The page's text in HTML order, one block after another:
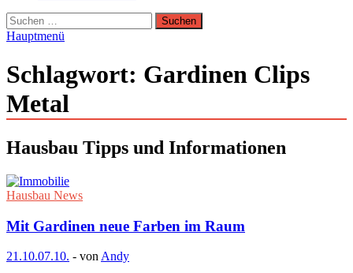
Suchen
nach:
Hauptmenü
Schlagwort: Gardinen Clips
Metal
Hausbau Tipps und Informationen
Hausbau News
Mit Gardinen neue Farben im Raum
21.10.07.10. - von Andy